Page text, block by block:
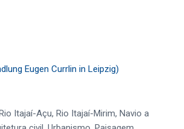
Eugen Currlin in Leipzig)
Itajaí-Açu, Rio Itajaí-Mirim, Navio a